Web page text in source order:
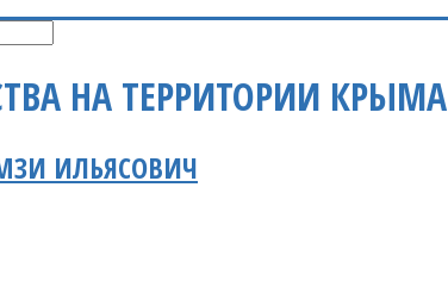
НА ТЕРРИТОРИИ КРЫМА
ИЛЬЯСОВИЧ